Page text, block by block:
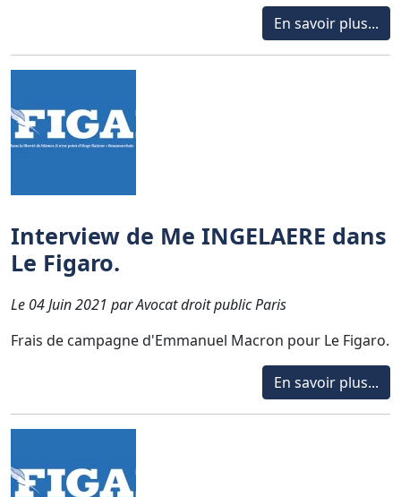
En savoir plus...
Interview de Me INGELAERE dans
Le Figaro.
Le 04 Juin 2021 par Avocat droit public Paris
Frais de campagne d'Emmanuel Macron pour Le Figaro.
En savoir plus...